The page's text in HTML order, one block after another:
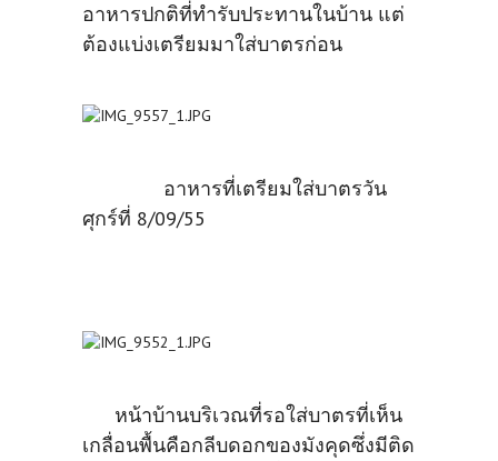
อาหารปกติที่ทำรับประทานในบ้าน แต่
ต้องแบ่งเตรียมมาใส่บาตรก่อน
อาหารที่เตรียมใส่บาตรวัน
ศุกร์ที่ 8/09/55
หน้าบ้านบริเวณที่รอใส่บาตรที่เห็น
เกลื่อนพื้นคือกลีบดอกของมังคุดซึ่งมีติด